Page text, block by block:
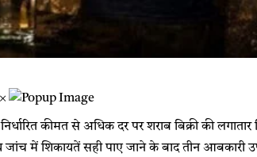
×
कीमत से अधिक दर पर शराब बिक्री की लगातार
जांच में शिकायतें सही पाए जाने के बाद तीन आबकारी